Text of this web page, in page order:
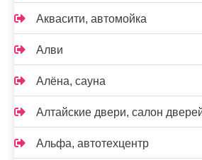
Аквасити, автомойка
Алви
Алёна, сауна
Алтайские двери, салон
Альфа, автотехцентр